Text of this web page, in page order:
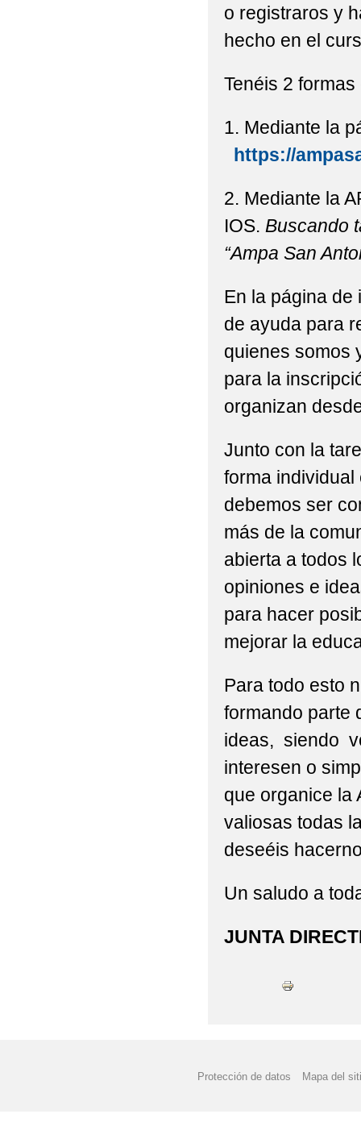
o registraros y
hecho en el
Tenéis 2
1. Mediante la
https://
2. Mediante la
IOS. Buscando
“Ampa San
En la página de
de ayuda para
quienes somos
para la
organizan
Junto con la
forma
debemos ser
más de la
abierta a todos
opiniones e
para hacer
mejorar la
Para todo esto
formando parte
ideas, siendo
interesen o
que organice la
valiosas todas
deseéis
Un saludo a
JUNTA
Protección de datos Mapa del